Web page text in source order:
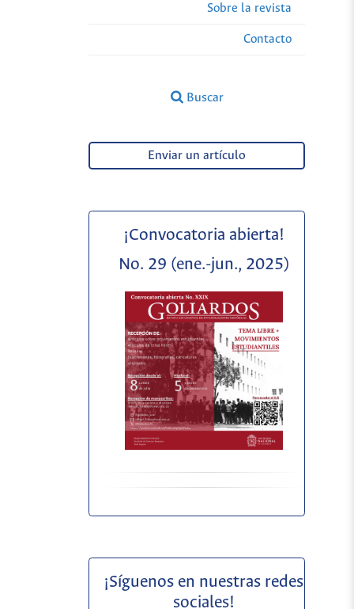
Sobre la revista
Contacto
Buscar
Enviar un artículo
¡Convocatoria abierta!
No. 29 (ene.-jun., 2025)
¡Síguenos en nuestras redes
sociales!